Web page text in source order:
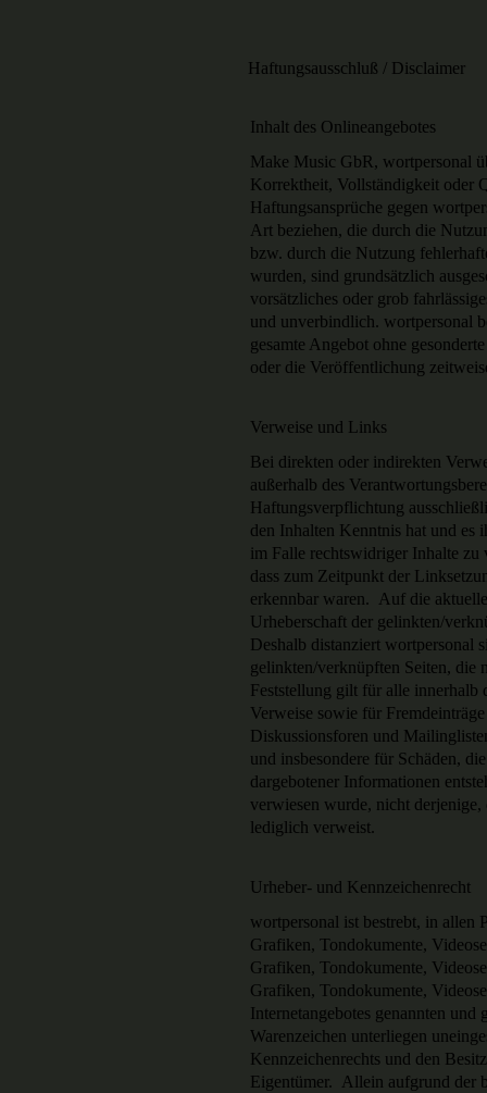
Haftungsausschluß / Disclaimer
Inhalt des Onlineangebotes
Make Music GbR, wortpersonal
Korrektheit, Vollständigkeit oder
Haftungsansprüche gegen
Art beziehen, die durch die
bzw. durch die Nutzung
wurden, sind grundsätzlich
vorsätzliches oder grob
und unverbindlich. wortpersonal
gesamte Angebot ohne
oder die Veröffentlichung
Verweise und Links
Bei direkten oder indirekten
außerhalb des
Haftungsverpflichtung
den Inhalten Kenntnis hat und es
im Falle rechtswidriger Inhalte
dass zum Zeitpunkt der
erkennbar waren. Auf die
Urheberschaft der gelinkten/
Deshalb distanziert wortpersonal
gelinkten/verknüpften Seiten, die
Feststellung gilt für alle innerhalb
Verweise sowie für
Diskussionsforen und
und insbesondere für Schäden,
dargebotener Informationen
verwiesen wurde, nicht
lediglich verweist.
Urheber- und Kennzeichenrecht
wortpersonal ist bestrebt, in allen
Grafiken, Tondokumente,
Grafiken, Tondokumente,
Grafiken, Tondokumente,
Internetangebotes genannten
Warenzeichen unterliegen
Kennzeichenrechts und den
Eigentümer. Allein aufgrund der